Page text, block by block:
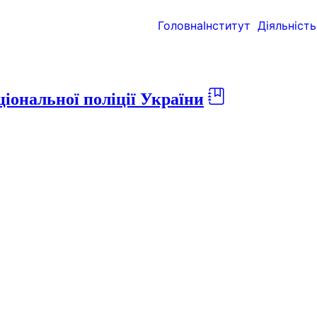
ГоловнаІнститут Діяльність
поліції України